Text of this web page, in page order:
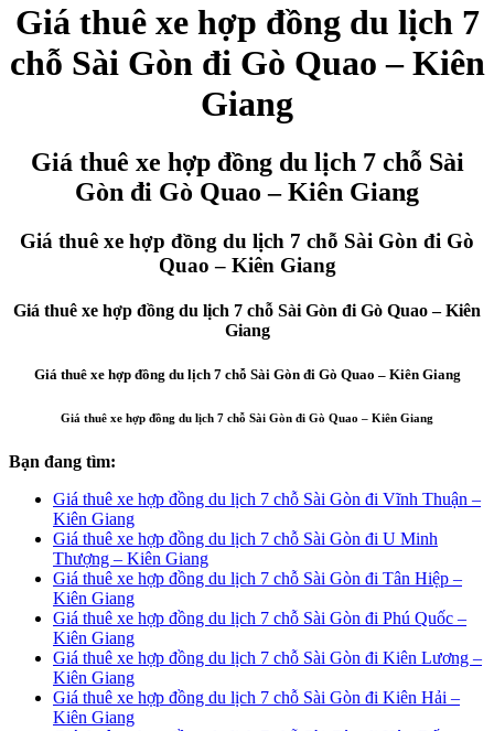
Giá thuê xe hợp đồng du lịch 7
chỗ Sài Gòn đi Gò Quao – Kiên
Giang
Giá thuê xe hợp đồng du lịch 7 chỗ Sài
Gòn đi Gò Quao – Kiên Giang
Giá thuê xe hợp đồng du lịch 7 chỗ Sài Gòn đi Gò
Quao – Kiên Giang
Giá thuê xe hợp đồng du lịch 7 chỗ Sài Gòn đi Gò Quao – Kiên
Giang
Giá thuê xe hợp đồng du lịch 7 chỗ Sài Gòn đi Gò Quao – Kiên Giang
Giá thuê xe hợp đồng du lịch 7 chỗ Sài Gòn đi Gò Quao – Kiên Giang
Bạn đang tìm:
Giá thuê xe hợp đồng du lịch 7 chỗ Sài Gòn đi Vĩnh Thuận –
Kiên Giang
Giá thuê xe hợp đồng du lịch 7 chỗ Sài Gòn đi U Minh
Thượng – Kiên Giang
Giá thuê xe hợp đồng du lịch 7 chỗ Sài Gòn đi Tân Hiệp –
Kiên Giang
Giá thuê xe hợp đồng du lịch 7 chỗ Sài Gòn đi Phú Quốc –
Kiên Giang
Giá thuê xe hợp đồng du lịch 7 chỗ Sài Gòn đi Kiên Lương –
Kiên Giang
Giá thuê xe hợp đồng du lịch 7 chỗ Sài Gòn đi Kiên Hải –
Kiên Giang